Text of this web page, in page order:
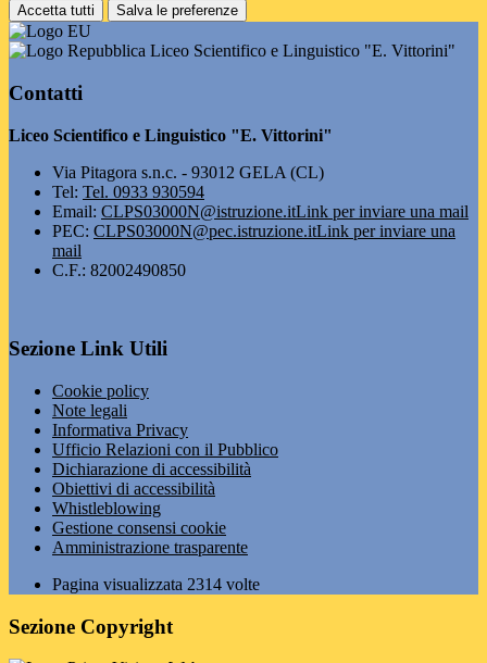
Accetta tutti Salva le preferenze
Liceo Scientifico e Linguistico "E. Vittorini"
Contatti
Liceo Scientifico e Linguistico "E. Vittorini"
Via Pitagora s.n.c. - 93012 GELA (CL)
Tel: Tel. 0933 930594
Email: CLPS03000N@istruzione.itLink per inviare una mail
PEC: CLPS03000N@pec.istruzione.itLink per inviare una
mail
C.F.: 82002490850
Sezione Link Utili
Cookie policy
Note legali
Informativa Privacy
Ufficio Relazioni con il Pubblico
Dichiarazione di accessibilità
Obiettivi di accessibilità
Whistleblowing
Gestione consensi cookie
Amministrazione trasparente
Pagina visualizzata 2314 volte
Sezione Copyright